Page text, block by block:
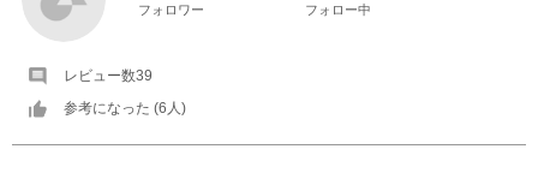
フォロワー
フォロー中
レビュー数39
参考になった (6 人)